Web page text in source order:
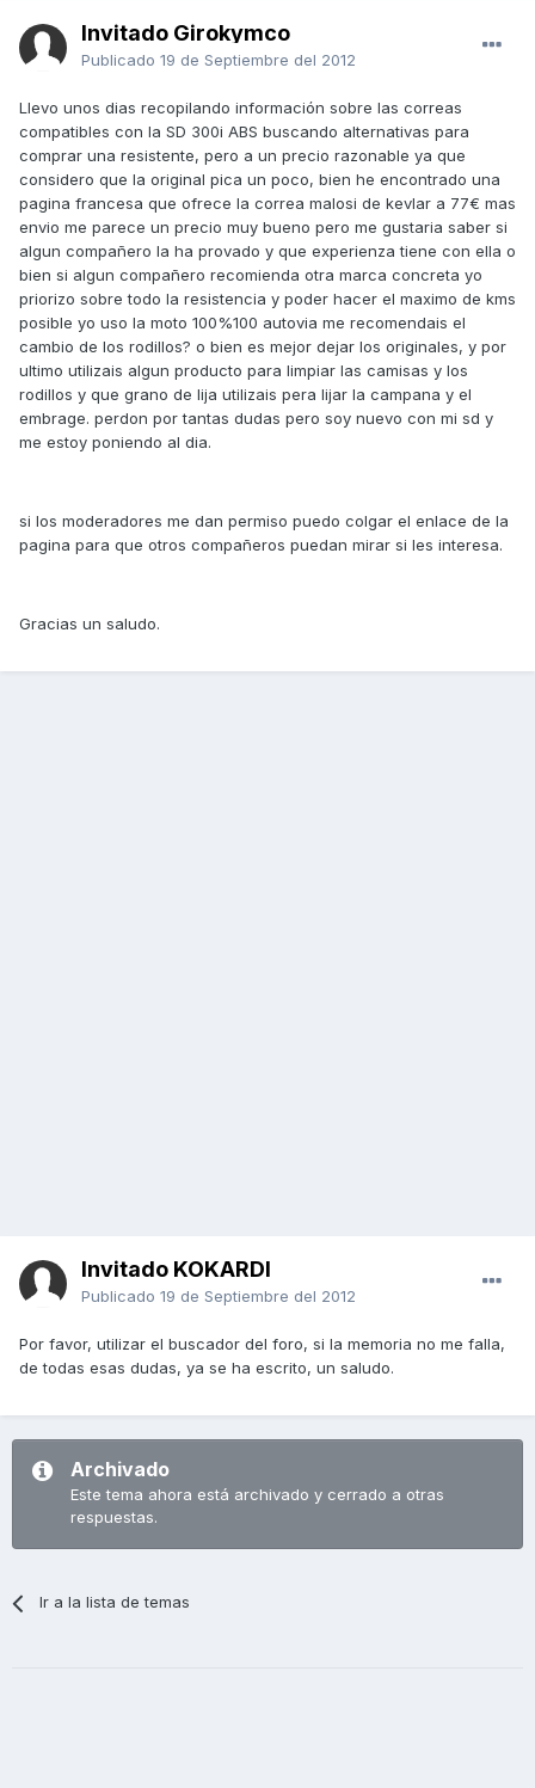
Invitado Girokymco
Publicado 19 de Septiembre del 2012
Llevo unos dias recopilando información sobre las correas
compatibles con la SD 300i ABS buscando alternativas para
comprar una resistente, pero a un precio razonable ya que
considero que la original pica un poco, bien he encontrado una
pagina francesa que ofrece la correa malosi de kevlar a 77€ mas
envio me parece un precio muy bueno pero me gustaria saber si
algun compañero la ha provado y que experienza tiene con ella o
bien si algun compañero recomienda otra marca concreta yo
priorizo sobre todo la resistencia y poder hacer el maximo de kms
posible yo uso la moto 100%100 autovia me recomendais el
cambio de los rodillos? o bien es mejor dejar los originales, y por
ultimo utilizais algun producto para limpiar las camisas y los
rodillos y que grano de lija utilizais pera lijar la campana y el
embrage. perdon por tantas dudas pero soy nuevo con mi sd y
me estoy poniendo al dia.
si los moderadores me dan permiso puedo colgar el enlace de la
pagina para que otros compañeros puedan mirar si les interesa.
Gracias un saludo.
Invitado KOKARDI
Publicado 19 de Septiembre del 2012
Por favor, utilizar el buscador del foro, si la memoria no me falla,
de todas esas dudas, ya se ha escrito, un saludo.
Archivado
Este tema ahora está archivado y cerrado a otras
respuestas.
Ir a la lista de temas